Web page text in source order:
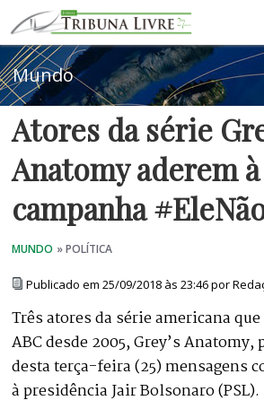
Atores da série
Anatomy aderem à
campanha
Publicado em 25/09/2018 às 23:46 por
Três atores da série americana
ABC desde 2005, Grey’s
desta terça-feira (25) mensagens
à presidência Jair Bolsonaro (PSL).